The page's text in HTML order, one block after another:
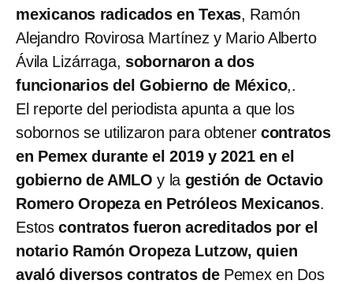
mexicanos radicados en Texas, Ramón
Alejandro Rovirosa Martínez y Mario Alberto
Ávila Lizárraga, sobornaron a dos
funcionarios del Gobierno de México,.
El reporte del periodista apunta a que los
sobornos se utilizaron para obtener contratos
en Pemex durante el 2019 y 2021 en el
gobierno de AMLO y la gestión de Octavio
Romero Oropeza en Petróleos Mexicanos.
Estoscontratos fueron acreditados por el
notario Ramón Oropeza Lutzow, quien
avaló diversos contratos dePemex en Dos